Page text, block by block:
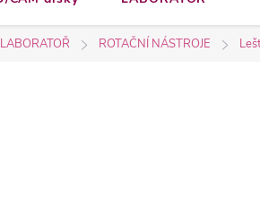
LABORATOŘ ROTAČNÍ NÁSTROJE